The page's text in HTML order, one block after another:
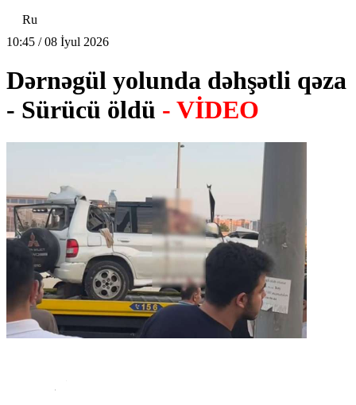
Ru
10:45 / 08 İyul 2026
Dərnəgül yolunda dəhşətli qəza
- Sürücü öldü - VİDEO